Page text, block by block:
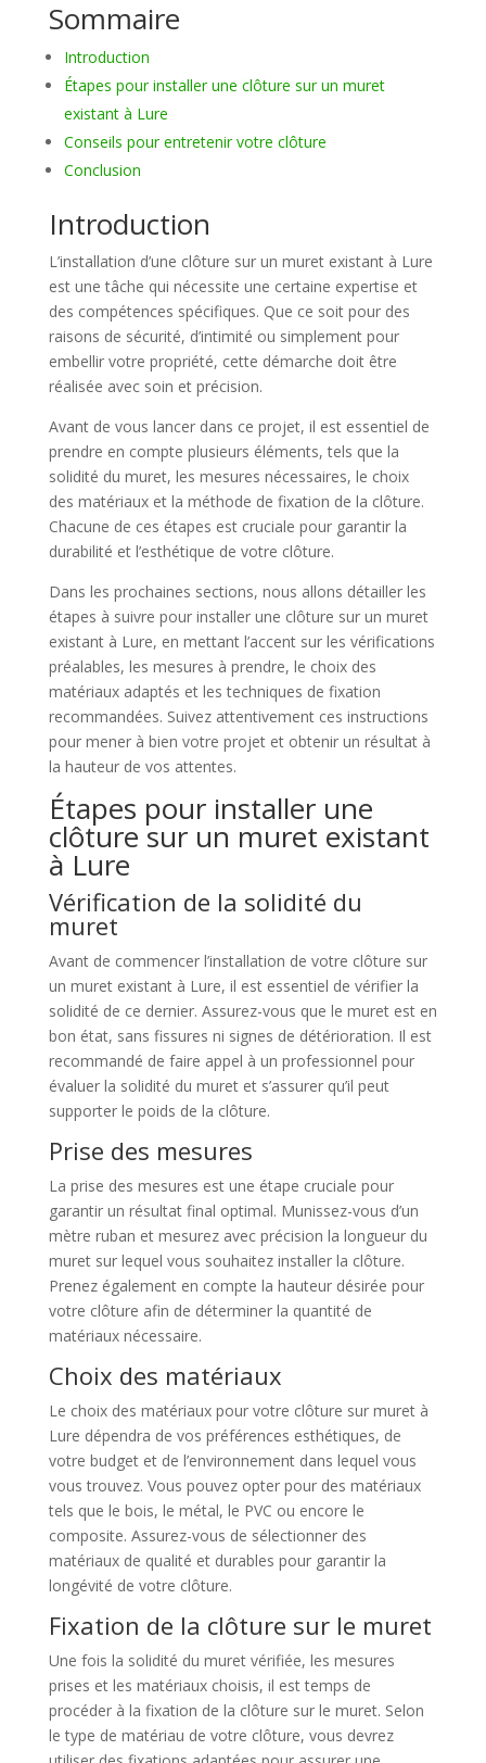
Sommaire
Introduction
Étapes pour installer une clôture sur un muret
existant à Lure
Conseils pour entretenir votre clôture
Conclusion
Introduction
L’installation d’une clôture sur un muret existant à Lure
est une tâche qui nécessite une certaine expertise et
des compétences spécifiques. Que ce soit pour des
raisons de sécurité, d’intimité ou simplement pour
embellir votre propriété, cette démarche doit être
réalisée avec soin et précision.
Avant de vous lancer dans ce projet, il est essentiel de
prendre en compte plusieurs éléments, tels que la
solidité du muret, les mesures nécessaires, le choix
des matériaux et la méthode de fixation de la clôture.
Chacune de ces étapes est cruciale pour garantir la
durabilité et l’esthétique de votre clôture.
Dans les prochaines sections, nous allons détailler les
étapes à suivre pour installer une clôture sur un muret
existant à Lure, en mettant l’accent sur les vérifications
préalables, les mesures à prendre, le choix des
matériaux adaptés et les techniques de fixation
recommandées. Suivez attentivement ces instructions
pour mener à bien votre projet et obtenir un résultat à
la hauteur de vos attentes.
Étapes pour installer une
clôture sur un muret existant
à Lure
Vérification de la solidité du
muret
Avant de commencer l’installation de votre clôture sur
un muret existant à Lure, il est essentiel de vérifier la
solidité de ce dernier. Assurez-vous que le muret est en
bon état, sans fissures ni signes de détérioration. Il est
recommandé de faire appel à un professionnel pour
évaluer la solidité du muret et s’assurer qu’il peut
supporter le poids de la clôture.
Prise des mesures
La prise des mesures est une étape cruciale pour
garantir un résultat final optimal. Munissez-vous d’un
mètre ruban et mesurez avec précision la longueur du
muret sur lequel vous souhaitez installer la clôture.
Prenez également en compte la hauteur désirée pour
votre clôture afin de déterminer la quantité de
matériaux nécessaire.
Choix des matériaux
Le choix des matériaux pour votre clôture sur muret à
Lure dépendra de vos préférences esthétiques, de
votre budget et de l’environnement dans lequel vous
vous trouvez. Vous pouvez opter pour des matériaux
tels que le bois, le métal, le PVC ou encore le
composite. Assurez-vous de sélectionner des
matériaux de qualité et durables pour garantir la
longévité de votre clôture.
Fixation de la clôture sur le muret
Une fois la solidité du muret vérifiée, les mesures
prises et les matériaux choisis, il est temps de
procéder à la fixation de la clôture sur le muret. Selon
le type de matériau de votre clôture, vous devrez